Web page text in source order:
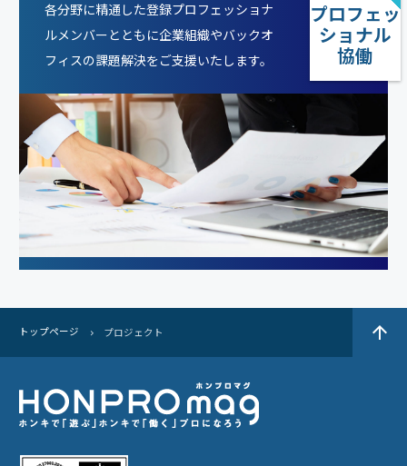
プロフェッ
ショナル
協働
各分野に精通した登録プロフェッショナ
ルメンバーとともに企業組織やバックオ
フィスの課題解決をご支援いたします。
トップページ プロジェクト arrow_upward